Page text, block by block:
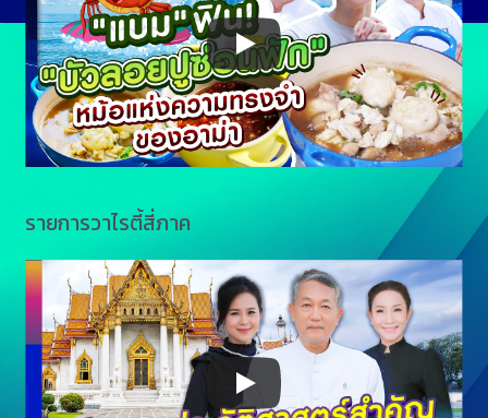
รายการวาไรตี้สี่ภาค